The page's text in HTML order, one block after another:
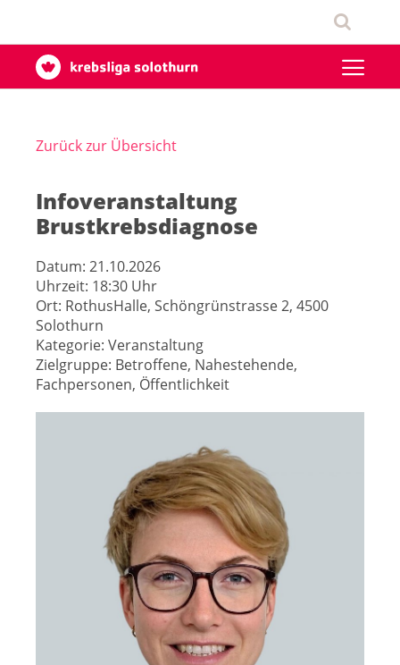
Zurück zur Übersicht
Infoveranstaltung
Brustkrebsdiagnose
Datum: 21.10.2026
Uhrzeit: 18:30 Uhr
Ort: RothusHalle, Schöngrünstrasse 2, 4500
Solothurn
Kategorie: Veranstaltung
Zielgruppe: Betroffene, Nahestehende,
Fachpersonen, Öffentlichkeit